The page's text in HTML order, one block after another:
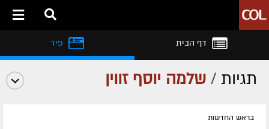
דף הבית
תגיות / שלמה יוסף זווין
בראש החדשות